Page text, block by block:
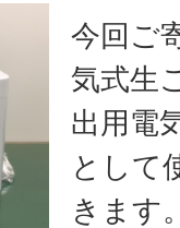
今回ご
気式生
出用電
として
きます